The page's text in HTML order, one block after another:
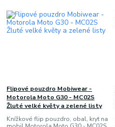
Flipové pouzdro Mobiwear -
Motorola Moto G30 - MC02S
Žluté velké květy a zelené listy
Knížkové flip pouzdro, obal, kryt na